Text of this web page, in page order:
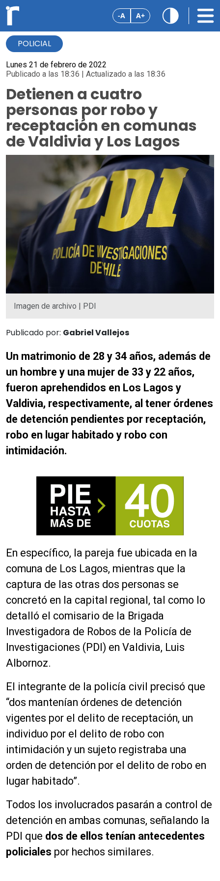
-A A+
POLICIAL
Lunes 21 de febrero de 2022
Publicado a las 18:36 | Actualizado a las 18:36
Detienen a cuatro
personas por robo y
receptación en comunas
de Valdivia y Los Lagos
Imagen de archivo | PDI
Publicado por: Gabriel Vallejos
Un matrimonio de 28 y 34 años, además de
un hombre y una mujer de 33 y 22 años,
fueron aprehendidos en Los Lagos y
Valdivia, respectivamente, al tener órdenes
de detención pendientes por receptación,
robo en lugar habitado y robo con
intimidación.
En específico, la pareja fue ubicada en la
comuna de Los Lagos, mientras que la
captura de las otras dos personas se
concretó en la capital regional, tal como lo
detalló el comisario de la Brigada
Investigadora de Robos de la Policía de
Investigaciones (PDI) en Valdivia, Luis
Albornoz.
El integrante de la policía civil precisó que
“dos mantenían órdenes de detención
vigentes por el delito de receptación, un
individuo por el delito de robo con
intimidación y un sujeto registraba una
orden de detención por el delito de robo en
lugar habitado”.
Todos los involucrados pasarán a control de
detención en ambas comunas, señalando la
PDI que dos de ellos tenían antecedentes
policiales por hechos similares.